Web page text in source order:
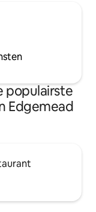
populairste
Edgemead